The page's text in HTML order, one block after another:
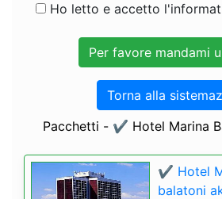
Ho letto e accetto
Torna alla
Pacchetti - ✔️ Hotel Marina
✔️ Hotel
balatoni